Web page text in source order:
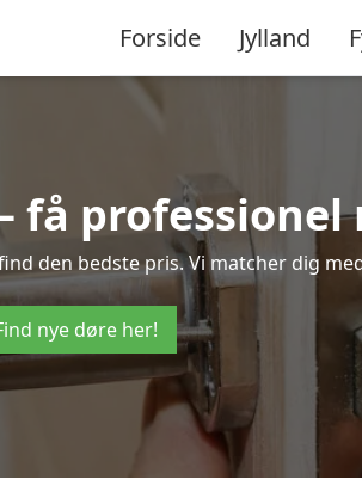
Forside Jylland
få
den bedste pris. Vi matcher dig
nye døre her!